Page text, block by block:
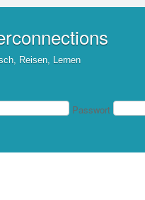
Reisen, Lernen
Passwort